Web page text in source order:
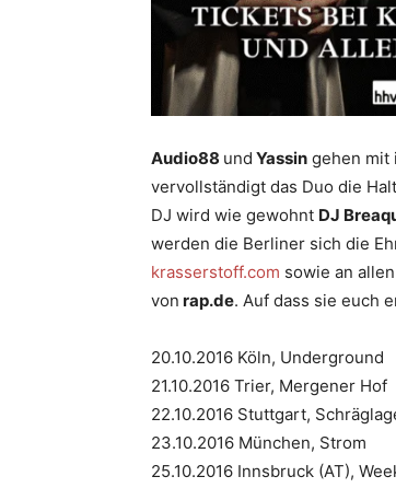
Audio88 und Yassin gehen mit
vervollständigt das Duo die
DJ wird wie gewohnt DJ
werden die Berliner sich die
krasserstoff.com sowie an
von rap.de. Auf dass sie euch
20.10.2016 Köln, Underground
21.10.2016 Trier, Mergener Hof
22.10.2016 Stuttgart,
23.10.2016 München, Strom
25.10.2016 Innsbruck (AT),